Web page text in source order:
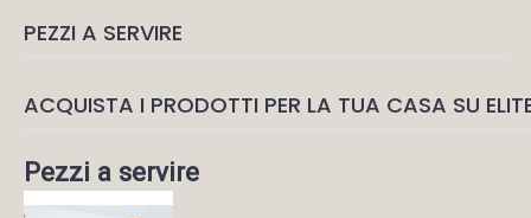
PEZZI A SERVIRE
ACQUISTA I PRODOTTI PER LA TUA CASA SU
Pezzi a servire